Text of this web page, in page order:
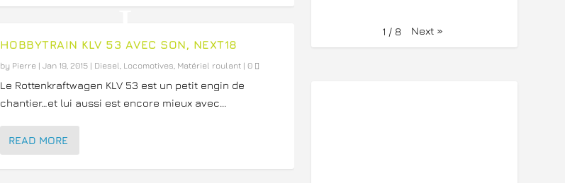
HOBBYTRAIN KLV 53 AVEC SON, NEXT18
by Pierre| Jan 19, 2015| Diesel Locomotives Matériel roulant| 0
Le Rottenkraftwagen KLV 53 est un petit engin de
chantier…et lui aussi est encore mieux avec...
READ MORE
1 / 8 Next »